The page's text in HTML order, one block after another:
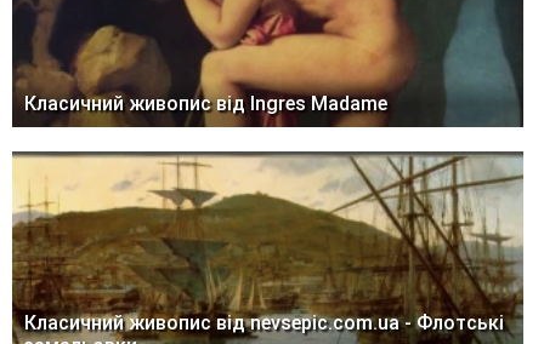
Класичний живопис від Ingres Madame
Класичний живопис від nevsepic.com.ua - Флотські